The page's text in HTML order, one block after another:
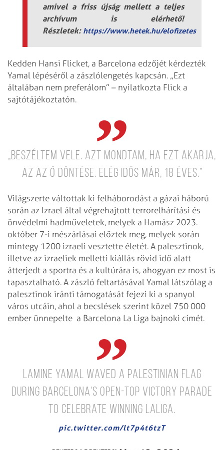
amivel a friss újság mellett a teljes
archívum is elérhető!
Részletek: https://www.hetek.hu/elofizetes
Kedden Hansi Flicket, a Barcelona edzőjét kérdezték
Yamal lépéséről a zászlólengetés kapcsán. „Ezt
általában nem preferálom” – nyilatkozta Flick a
sajtótájékoztatón.
„Beszéltem vele. Azt mondtam, ha ezt akarja,
az az ő döntése. Elég idős már, 18 éves.”
Világszerte váltottak ki felháborodást a gázai háború
során az Izrael által végrehajtott terrorelhárítási és
önvédelmi hadműveletek, melyek a Hamász 2023.
október 7-i mészárlásai előztek meg, melyek során
mintegy 1200 izraeli vesztette életét. A palesztinok,
illetve az izraeliek melletti kiállás rövid idő alatt
átterjedt a sportra és a kultúrára is, ahogyan ez most is
tapasztalható. A zászló feltartásával Yamal látszólag a
palesztinok iránti támogatását fejezi ki a spanyol
város utcáin, ahol a becslések szerint közel 750 000
ember ünnepelte a Barcelona La Liga bajnoki címét.
Lamine Yamal waved a Palestinian flag
during Barcelona's open-top victory parade
to celebrate winning LaLiga.
pic.twitter.com/lt7p4t6tzT